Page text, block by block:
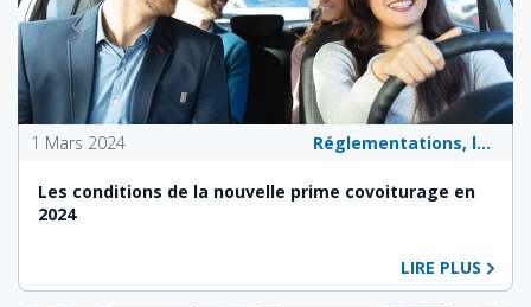
1 Mars 2024 Réglementations, lois et politiques publiques
Les conditions de la nouvelle prime covoiturage en
2024
LIRE PLUS